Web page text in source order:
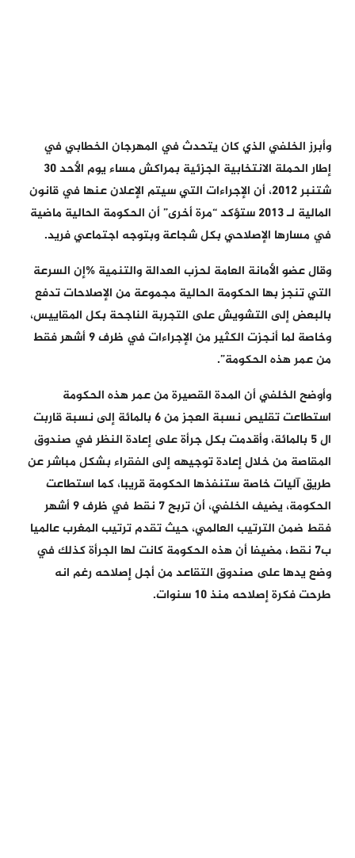
وأبرز الخلفي الذي كان يتحدث في المهرجان الخطابي في
إطار الحملة الانتخابية الجزئية بمراكش مساء يوم الأحد 30
شتنبر 2012، أن الإجراءات التي سيتم الإعلان عنها في قانون
المالية لـ 2013 ستؤكد “مرة أخرى” أن الحكومة الحالية ماضية
في مسارها الإصلاحي بكل شجاعة وبتوجه اجتماعي فريد.
وقال عضو الأمانة العامة لحزب العدالة والتنمية %إن السرعة
التي تنجز بها الحكومة الحالية مجموعة من الإصلاحات تدفع
بالبعض إلى التشويش على التجربة الناجحة بكل المقاييس،
وخاصة لما أنجزت الكثير من الإجراءات في ظرف 9 أشهر فقط
من عمر هذه الحكومة”.
وأوضح الخلفي أن المدة القصيرة من عمر هذه الحكومة
استطاعت تقليص نسبة العجز من 6 بالمائة إلى نسبة قاربت
ال 5 بالمائة، وأقدمت بكل جرأة على إعادة النظر في صندوق
المقاصة من خلال إعادة توجيهه إلى الفقراء بشكل مباشر عن
طريق آليات خاصة ستنفذها الحكومة قريبا، كما استطاعت
الحكومة، يضيف الخلفي، أن تربح 7 نقط في ظرف 9 أشهر
فقط ضمن الترتيب العالمي، حيث تقدم ترتيب المغرب عالميا
ب7 نقط، مضيفا أن هذه الحكومة كانت لها الجرأة كذلك في
وضع يدها على صندوق التقاعد من أجل إصلاحه رغم انه
طرحت فكرة إصلاحه منذ 10 سنوات.